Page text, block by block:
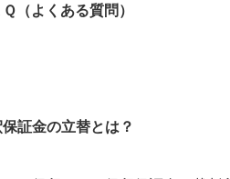
（よくある質問）
証金の立替とは？